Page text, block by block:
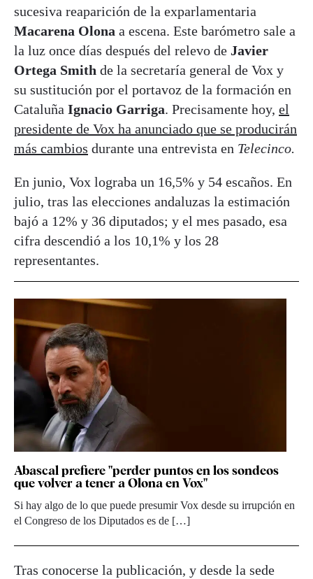
sucesiva reaparición de la exparlamentaria
Macarena Olona a escena. Este barómetro sale a
la luz once días después del relevo de Javier
Ortega Smith de la secretaría general de Vox y
su sustitución por el portavoz de la formación en
Cataluña Ignacio Garriga. Precisamente hoy, el
presidente de Vox ha anunciado que se producirán
más cambios durante una entrevista en Telecinco.
En junio, Vox lograba un 16,5% y 54 escaños. En
julio, tras las elecciones andaluzas la estimación
bajó a 12% y 36 diputados; y el mes pasado, esa
cifra descendió a los 10,1% y los 28
representantes.
Abascal prefiere "perder puntos en los sondeos
que volver a tener a Olona en Vox"
Si hay algo de lo que puede presumir Vox desde su irrupción en
el Congreso de los Diputados es de […]
Tras conocerse la publicación, y desde la sede